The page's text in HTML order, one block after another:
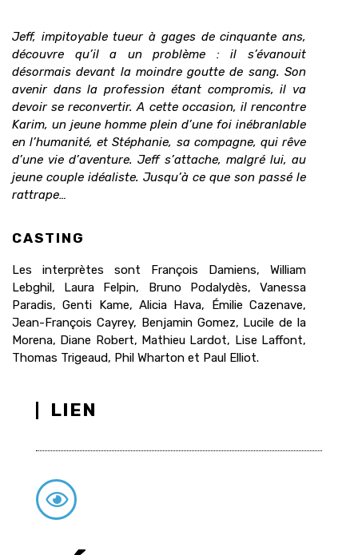
Jeff, impitoyable tueur à gages de cinquante ans,
découvre qu’il a un problème : il s’évanouit
désormais devant la moindre goutte de sang. Son
avenir dans la profession étant compromis, il va
devoir se reconvertir. A cette occasion, il rencontre
Karim, un jeune homme plein d’une foi inébranlable
en l’humanité, et Stéphanie, sa compagne, qui rêve
d’une vie d’aventure. Jeff s’attache, malgré lui, au
jeune couple idéaliste. Jusqu’à ce que son passé le
rattrape…
CASTING
Les interprètes sont François Damiens, William
Lebghil, Laura Felpin, Bruno Podalydès, Vanessa
Paradis, Genti Kame, Alicia Hava, Émilie Cazenave,
Jean-François Cayrey, Benjamin Gomez, Lucile de la
Morena, Diane Robert, Mathieu Lardot, Lise Laffont,
Thomas Trigeaud, Phil Wharton et Paul Elliot.
LIEN